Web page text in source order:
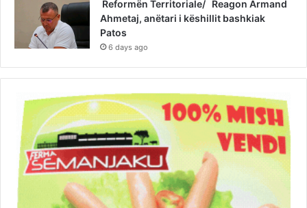
Reformën Territoriale/ Reagon Armand
Ahmetaj, anëtari i këshillit bashkiak
Patos
6 days ago